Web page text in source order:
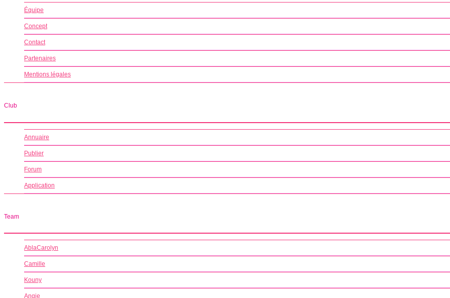
Équipe
Concept
Contact
Partenaires
Mentions légales
Club
Annuaire
Publier
Forum
Application
Team
AblaCarolyn
Camille
Kouny
Angie